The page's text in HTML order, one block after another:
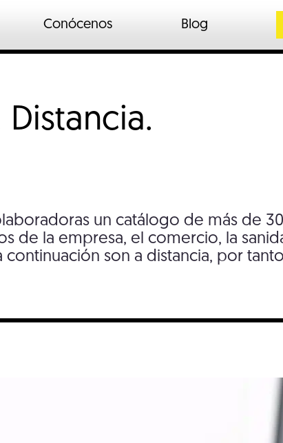
Conócenos Blog
Distancia.
un catálogo de más de
de la empresa, el comercio, la
son a distancia, por